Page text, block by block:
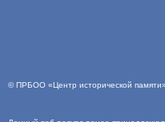
©ПРБОО «Центр исторической памяти»